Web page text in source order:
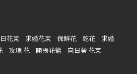
花束 求婚花束 保鮮花 乾花
求婚
玫瑰 花 開張花籃 向日葵 花束